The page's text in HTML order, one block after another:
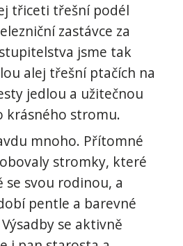
třiceti třešní podél
zastávce za
jsme tak
alej třešní ptačích na
jedlou a užitečnou
stromu.
mnoho. Přítomné
stromky, které
se svou rodinou, a
pentle a barevné
se aktivně